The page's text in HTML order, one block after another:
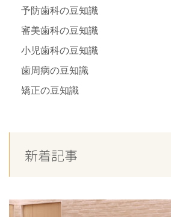
予防歯科の豆知識
審美歯科の豆知識
小児歯科の豆知識
歯周病の豆知識
矯正の豆知識
新着記事